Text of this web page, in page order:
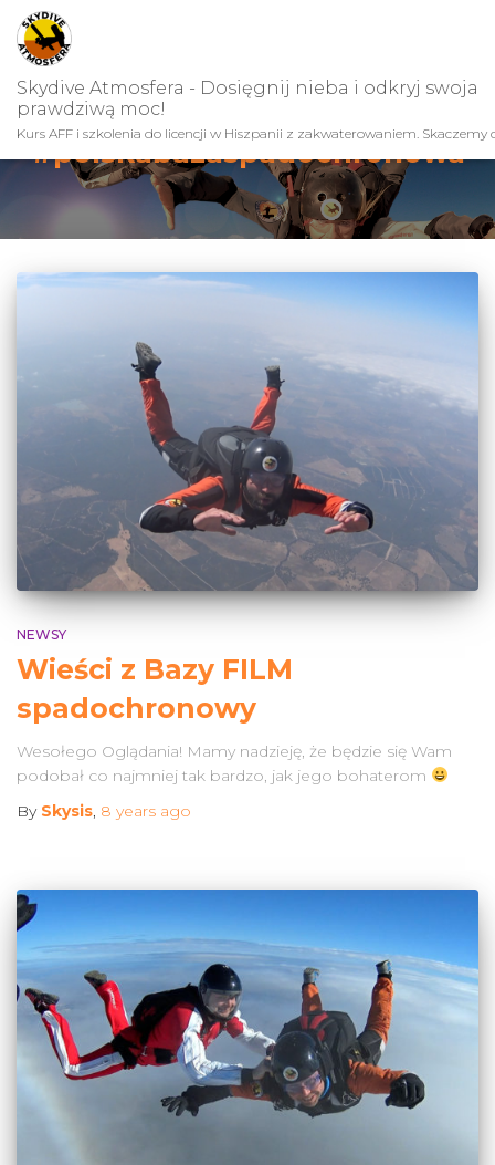
Skydive Atmosfera - Dosięgnij nieba i odkryj swoja
prawdziwą moc!
Kurs AFF i szkolenia do licencji w Hiszpanii z zakwaterowaniem. Skaczemy
#polskabazaspadochronowa
NEWSY
Wieści z Bazy FILM
spadochronowy
Wesołego Oglądania! Mamy nadzieję, że będzie się Wam
podobał co najmniej tak bardzo, jak jego bohaterom
By Skysis, 8 years ago